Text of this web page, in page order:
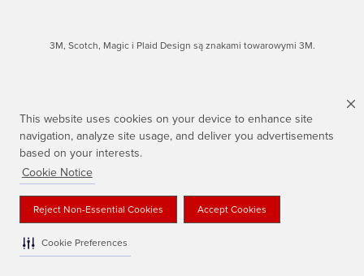
This website uses cookies on your device to enhance site
navigation, analyze site usage, and deliver you advertisements
based on your interests.
Cookie Notice
Reject Non-Essential Cookies Accept Cookies
Cookie Preferences
3M, Scotch, Magic i Plaid Design są znakami towarowymi 3M.